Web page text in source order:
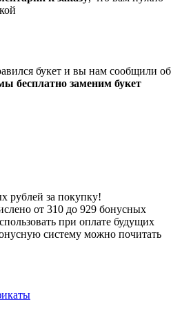
букет и вы нам сообщили об
бесплатно заменим букет
рублей за покупку!
от 310 до 929 бонусных
при оплате будущих
систему можно почитать